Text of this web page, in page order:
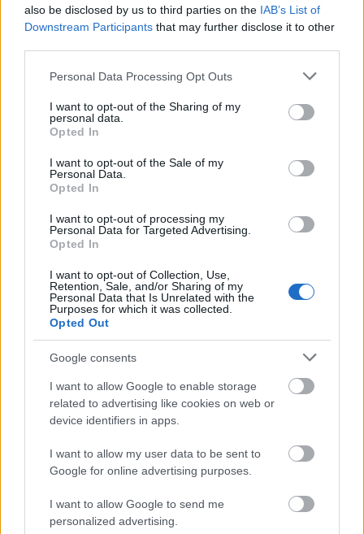
also be disclosed by us to third parties on the IAB’s List of
Downstream Participants that may further disclose it to other
Please note that this website/app uses one or more Google
not limited to your visit or usage behaviour. You may click to
grant or deny consent to Google and its third-party tags to
use your data for below specified purposes in below Google
consent section.
Personal Data Processing Opt Outs
I want to opt-out of the Sharing of my
personal data.
Opted In
I want to opt-out of the Sale of my
Personal Data.
Opted In
I want to opt-out of processing my
Personal Data for Targeted Advertising.
Opted In
I want to opt-out of Collection, Use,
Retention, Sale, and/or Sharing of my
Personal Data that Is Unrelated with the
Purposes for which it was collected.
Opted Out
Google consents
I want to allow Google to enable storage
related to advertising like cookies on web or
device identifiers in apps.
I want to allow my user data to be sent to
Google for online advertising purposes.
I want to allow Google to send me
personalized advertising.
BKK KM Építő Kft. Főmterv Mérnöki Tervező Zrt.
felüljárón
A tartós nyári hőség jelentős kihívás elé állítja a KM Építőt,
ennek ellenére folyamatosan halad az aszfaltozás.
árnyékában?
Elkészült a Liszt Ferenc repülőtér
közelében lévő logisztikai bázis út- és
közműhálózatának fejlesztése
Látlelet a hazai víziközművekről?
Egyetlen, fél évszázados vezetéken
múlt Bicske vízellátása
Épített öröksége megújításával is készül
Mohács a csata ötszázadik